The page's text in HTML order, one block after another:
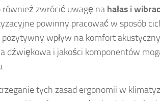
również zwrócić uwagę na hałas i
powinny pracować w sposób
pozytywny wpływ na komfort
dźwiękowa i jakości komponentów
tych zasad ergonomii w